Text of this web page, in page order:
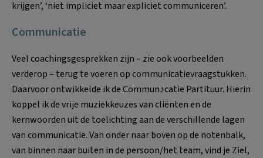
krijgen’, ‘niet impliciet maar expliciet communiceren’.
Communicatie
Veel coachingsgesprekken zijn – zie ook voorbeelden
verderop – terug te voeren op communicatievraagstukken.
Daarvoor ontwikkelde ik de Commun♪catie Partituur. Hierin
koppel ik de vrije muziekkeuzes van cliënten en de
kernwoorden uit de toelichting aan de verschillende lagen
van communicatie. Van onder naar boven op de notenbalk,
van binnen naar buiten in de persoon/het team, vind je Ziel,